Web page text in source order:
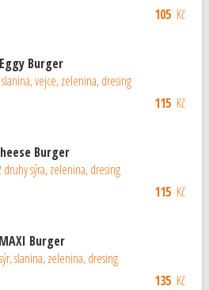
105Kč
Eggy Burger
vejce, zelenina, dresing
115Kč
Burger
druhy sýra, zelenina, dresing
115Kč
MAXI Burger
slanina, zelenina, dresing
135Kč